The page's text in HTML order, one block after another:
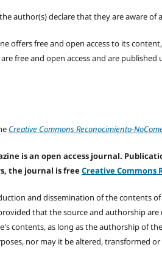
author(s) declare that they are aware of
offers free and open access to its
free and open access and are published
Creative Commons Reconocimiento-
is an open access journal.
the journal is freeCreative Commons
and dissemination of the contents
that the source and authorship
contents, as long as the authorship of
nor may it be altered, transformed